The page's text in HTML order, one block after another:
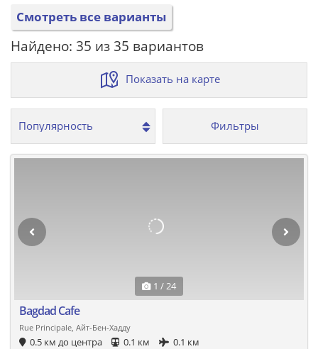
Смотреть все варианты
Найдено: 35 из 35 вариантов
Показать на карте
Фильтры
1 / 24
Bagdad Cafe
Rue Principale, Айт-Бен-Хадду
0.5 км до центра 0.1 км
0.1 км